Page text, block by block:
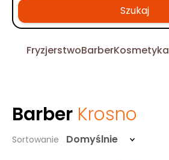
Szukaj
FryzjerstwoBarberKosmetyka
Barber Krosno
Sortowanie Domyślnie